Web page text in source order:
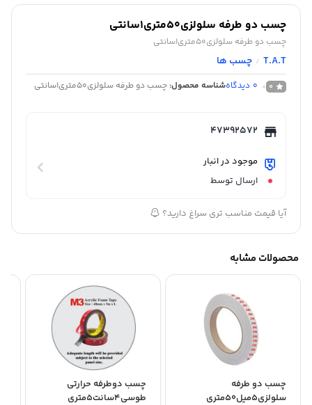
چسب دو طرفه سلولزی50متری1سانتی
چسب دو طرفه سلولزی50متری1سانتی
T.A.T
/ چسب ها
0
0 دیدگاهشناسه محصول: چسب دو طرفه سلولزی50متری1سانتی
47392572
موجود در انبار
ارسال توسط
آیا قیمت مناسب تری سراغ دارید؟
محصولات مشابه
چسب دو طرفه
سلولزی5میل50متری
چسب دوطرفه حرارتی
طوسی4سانت5متری